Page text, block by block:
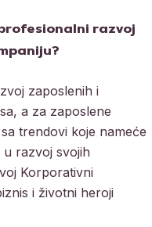
razvoj
zaposlenih i
a za zaposlene
trendovi koje nameće
razvoj svojih
Korporativni
i životni heroji